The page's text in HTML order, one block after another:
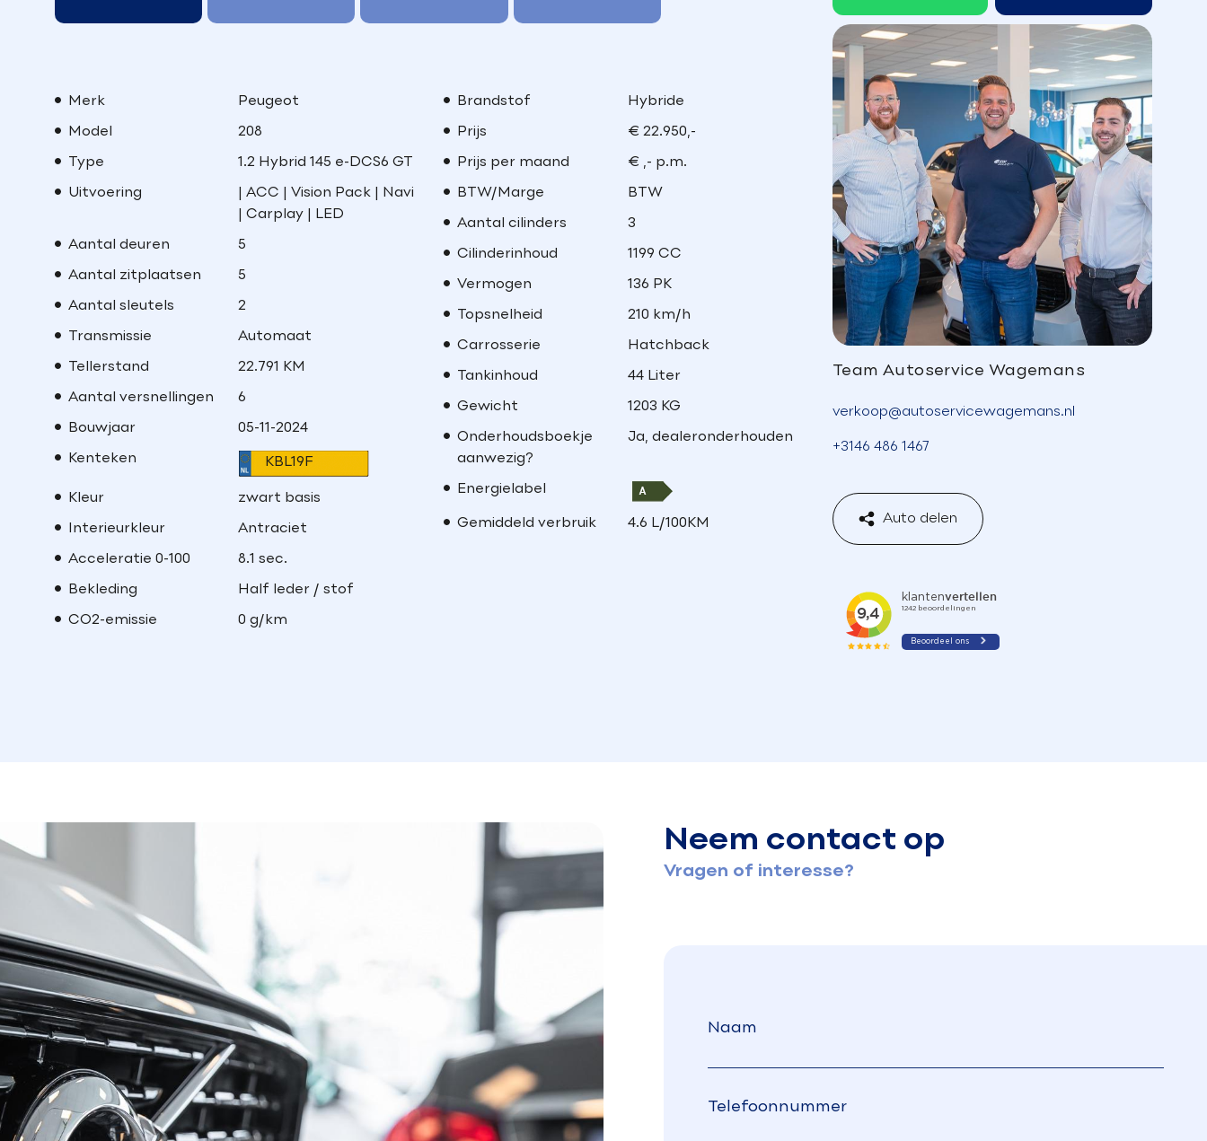
Merk Peugeot
Model 208
Type 1.2 Hybrid 145 e-DCS6 GT
Uitvoering
| ACC | Vision Pack | Navi
| Carplay | LED
Aantal deuren 5
Aantal zitplaatsen 5
Aantal sleutels 2
Transmissie Automaat
Tellerstand 22.791 KM
Aantal versnellingen 6
Bouwjaar 05-11-2024
Kenteken KBL19F
Kleur zwart basis
Interieurkleur Antraciet
Acceleratie 0-100 8.1 sec.
Bekleding Half leder / stof
CO2-emissie 0 g/km
Brandstof Hybride
Prijs € 22.950,-
Prijs per maand € ,- p.m.
BTW/Marge BTW
Aantal cilinders 3
Cilinderinhoud 1199 CC
Vermogen 136 PK
Topsnelheid 210 km/h
Carrosserie Hatchback
Tankinhoud 44 Liter
Gewicht 1203 KG
Onderhoudsboekje
aanwezig?
Ja, dealeronderhouden
Energielabel
Gemiddeld verbruik 4.6 L/100KM
Team Autoservice Wagemans
verkoop@autoservicewagemans.nl
+3146 486 1467
Auto delen
Neem contact op
Vragen of interesse?